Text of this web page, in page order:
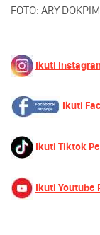
FOTO: ARY
Ikuti
Ikuti
Ikuti Tiktok
Ikuti Youtube